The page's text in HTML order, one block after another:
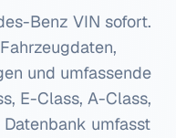
Benz VIN sofort.
und umfassende
E-Class, A-Class,
Datenbank umfasst